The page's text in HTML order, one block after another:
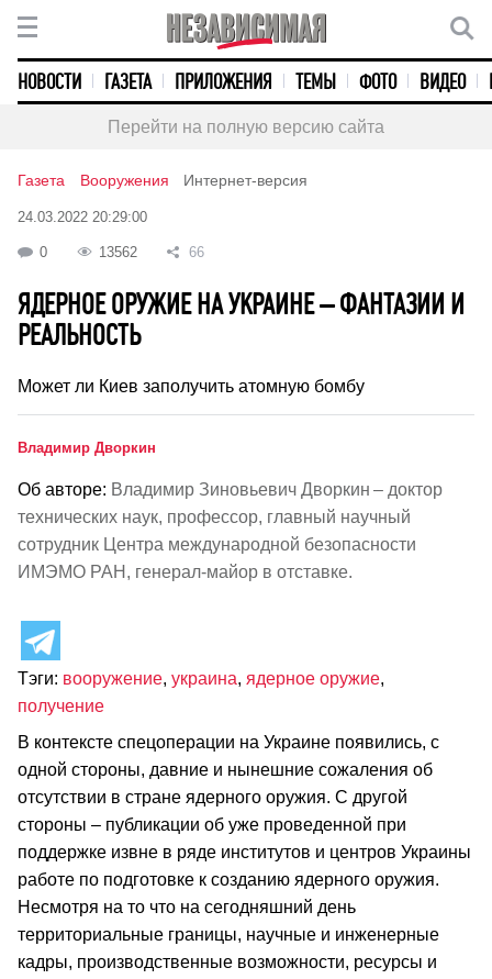
НОВОСТИ ГАЗЕТА ПРИЛОЖЕНИЯ ТЕМЫ ФОТО ВИДЕО
Перейти на полную версию сайта
Газета Вооружения Интернет-версия
24.03.2022 20:29:00
0 13562 66
ЯДЕРНОЕ ОРУЖИЕ НА УКРАИНЕ – ФАНТАЗИИ И
РЕАЛЬНОСТЬ
Может ли Киев заполучить атомную бомбу
Владимир Дворкин
Об авторе: Владимир Зиновьевич Дворкин – доктор
технических наук, профессор, главный научный
сотрудник Центра международной безопасности
ИМЭМО РАН, генерал-майор в отставке.
Тэги: вооружение, украина, ядерное оружие,
получение
В контексте спецоперации на Украине появились, с
одной стороны, давние и нынешние сожаления об
отсутствии в стране ядерного оружия. С другой
стороны – публикации об уже проведенной при
поддержке извне в ряде институтов и центров Украины
работе по подготовке к созданию ядерного оружия.
Несмотря на то что на сегодняшний день
территориальные границы, научные и инженерные
кадры, производственные возможности, ресурсы и